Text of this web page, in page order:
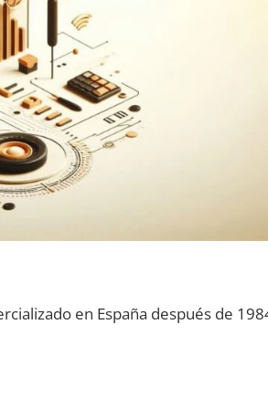
en España después dе